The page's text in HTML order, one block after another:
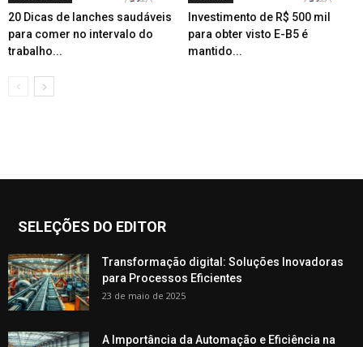
20 Dicas de lanches saudáveis
para comer no intervalo do
trabalho...
Investimento de R$ 500 mil
para obter visto E-B5 é
mantido...
SELEÇÕES DO EDITOR
Transformação digital: Soluções Inovadoras
para Processos Eficientes
23 de maio de 2025
A Importância da Automação e Eficiência na